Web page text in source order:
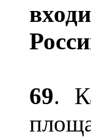
69.